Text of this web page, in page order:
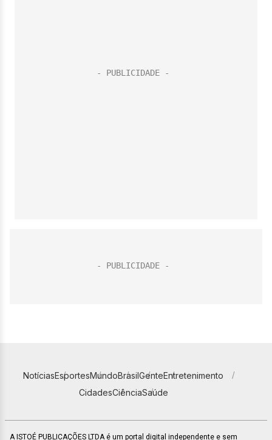
NotíciasEsportesMundoBrasilGenteEntretenimento
CidadesCiênciaSaúde
A ISTOÉ PUBLICAÇÕES LTDA é um portal digital independente e sem